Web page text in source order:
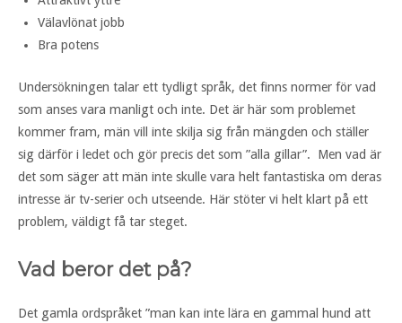
Välavlönat jobb
Bra potens
Undersökningen talar ett tydligt språk, det finns normer för vad
som anses vara manligt och inte. Det är här som problemet
kommer fram, män vill inte skilja sig från mängden och ställer
sig därför i ledet och gör precis det som ”alla gillar”. Men vad är
det som säger att män inte skulle vara helt fantastiska om deras
intresse är tv-serier och utseende. Här stöter vi helt klart på ett
problem, väldigt få tar steget.
Vad beror det på?
Det gamla ordspråket ”man kan inte lära en gammal hund att